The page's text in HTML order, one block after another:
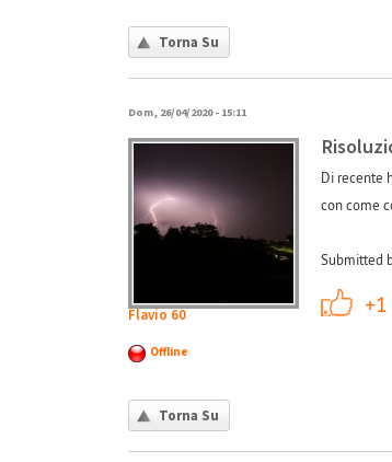
Torna Su
Dom, 26/04/2020 - 15:11
Flavio 60
Offline
Di recente
con come
Submitted
+1
Torna Su